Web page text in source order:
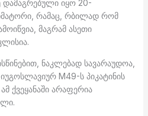
იყო 20-
რამაც, რბილად რომ
მაგრამ ასეთი
ნაკლებად სავარაუდოა,
M49-ს პიკატინის
ქვეყანაში არაფერია